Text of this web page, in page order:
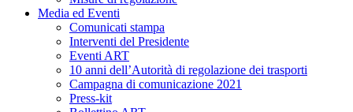
Media ed Eventi
Comunicati stampa
Interventi del Presidente
Eventi ART
10 anni dell’Autorità di regolazione dei trasporti
Campagna di comunicazione 2021
Press-kit